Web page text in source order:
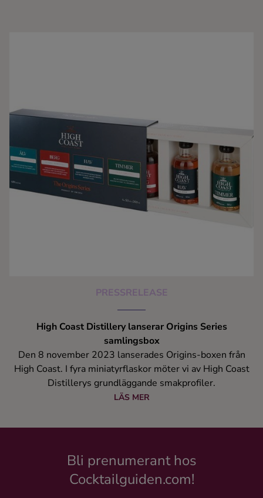
PRESSRELEASE
High Coast Distillery lanserar Origins Series
samlingsbox
Den 8 november 2023 lanserades Origins-boxen från
High Coast. I fyra miniatyrflaskor möter vi av High Coast
Distillerys grundläggande smakprofiler.
LÄS MER
Bli prenumerant hos
Cocktailguiden.com!